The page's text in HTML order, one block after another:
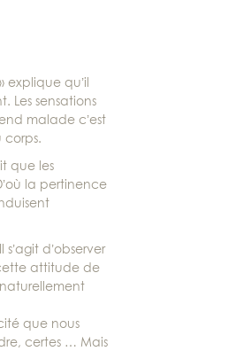
explique qu’il
Les sensations
malade c’est
corps.
que les
la pertinence
d’observer
attitude de
que nous
certes … Mais